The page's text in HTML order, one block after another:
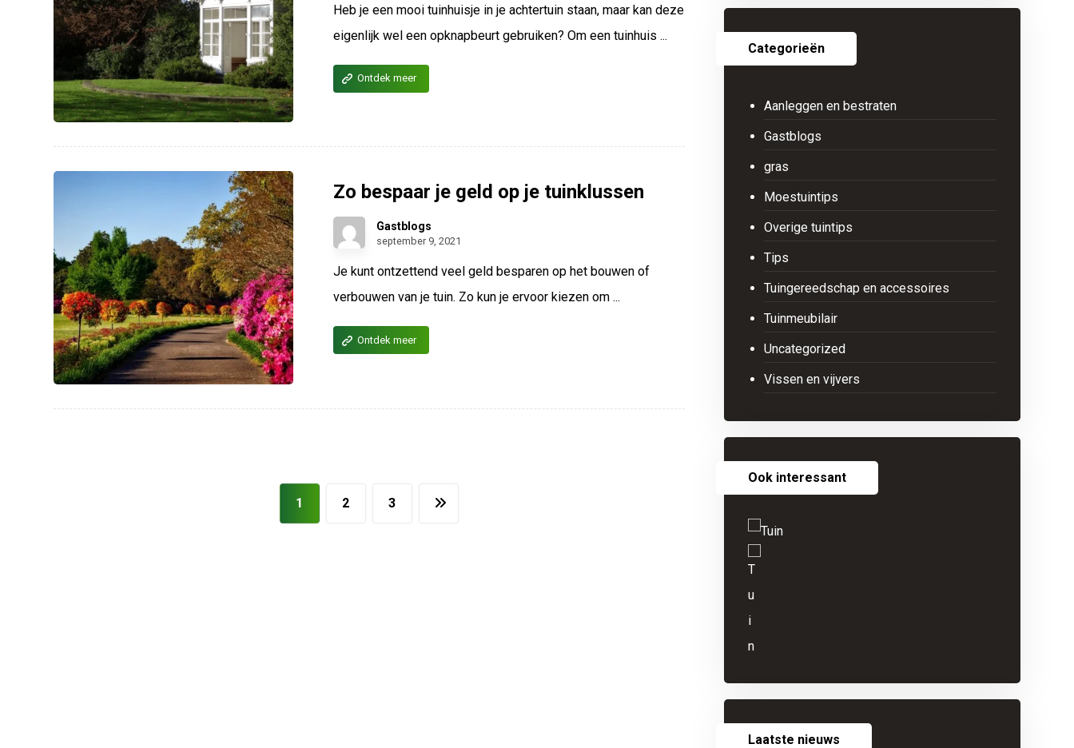
Heb je een mooi tuinhuisje in je achtertuin staan, maar kan deze
eigenlijk wel een opknapbeurt gebruiken? Om een tuinhuis ...
Ontdek meer
Zo bespaar je geld op je tuinklussen
Gastblogs
september 9, 2021
Je kunt ontzettend veel geld besparen op het bouwen of
verbouwen van je tuin. Zo kun je ervoor kiezen om ...
Ontdek meer
1 2 3
Categorieën
Aanleggen en bestraten
Gastblogs
gras
Moestuintips
Overige tuintips
Tips
Tuingereedschap en accessoires
Tuinmeubilair
Uncategorized
Vissen en vijvers
Ook interessant
Laatste nieuws